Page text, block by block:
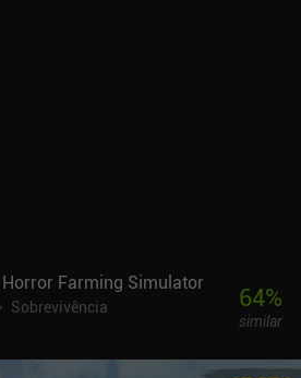
Horror Farming Simulator
Sobrevivência
64%
similar